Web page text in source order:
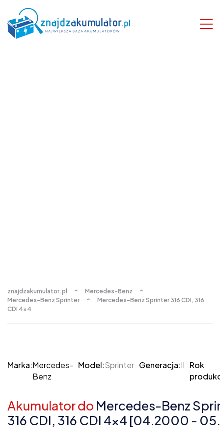
znajdzakumulator.pl
Mercedes-Benz
Mercedes-Benz Sprinter
Mercedes-Benz Sprinter 316 CDI, 316
CDI 4x4
Marka:Mercedes-
Benz
Model:Sprinter Generacja:II Rok
Akumulator do Mercedes-Benz
316 CDI, 316 CDI 4x4 [04.2000 -